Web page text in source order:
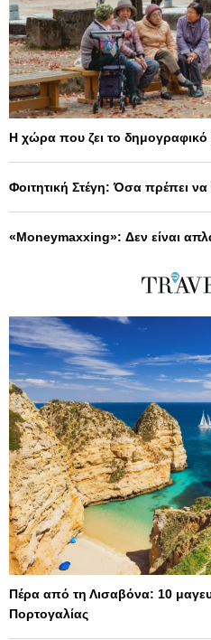
Η χώρα που ζει το δημογραφικό
Φοιτητική Στέγη: Όσα πρέπει να
«Moneymaxxing»: Δεν είναι
Πέρα από τη Λισαβόνα: 10
Πορτογαλίας